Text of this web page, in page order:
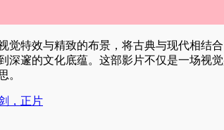
觉特效与精致的布景，将古典与现代相结
深邃的文化底蕴。这部影片不仅是一场视
。
，正片